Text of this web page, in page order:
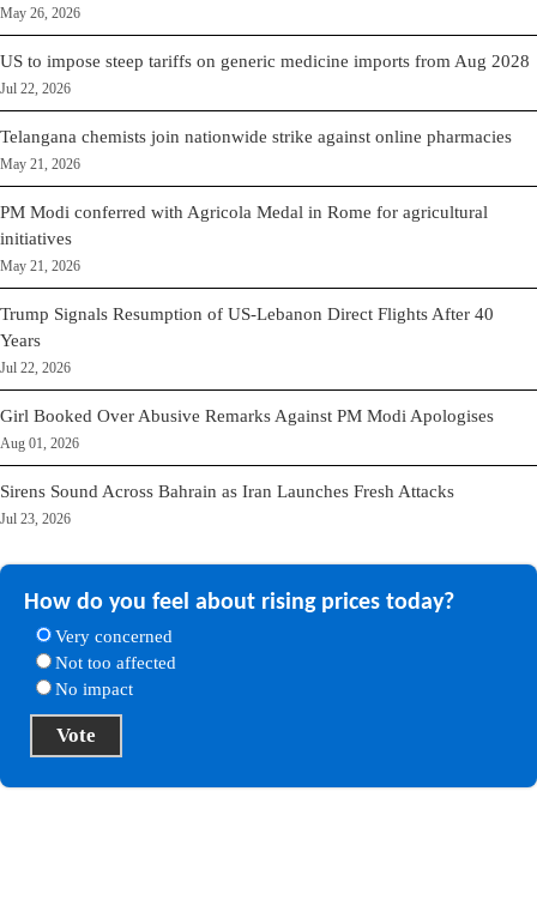
May 26, 2026
US to impose steep tariffs on generic medicine imports from Aug 2028
Jul 22, 2026
Telangana chemists join nationwide strike against online pharmacies
May 21, 2026
PM Modi conferred with Agricola Medal in Rome for agricultural
initiatives
May 21, 2026
Trump Signals Resumption of US-Lebanon Direct Flights After 40
Years
Jul 22, 2026
Girl Booked Over Abusive Remarks Against PM Modi Apologises
Aug 01, 2026
Sirens Sound Across Bahrain as Iran Launches Fresh Attacks
Jul 23, 2026
How do you feel about rising prices today?
Very concerned
Not too affected
No impact